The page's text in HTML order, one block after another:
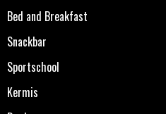
Bed and Breakfast
Snackbar
Sportschool
Kermis